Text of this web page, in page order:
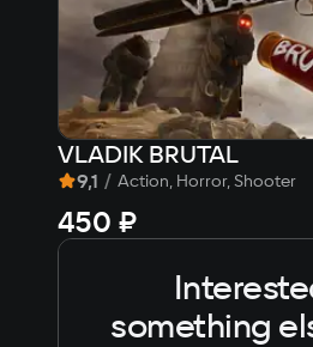
Recommended
Processor
Intel Core i7-10700F
Memory
16 ГБ
Video card
NVIDIA GeForce RTX 3070
VLADIK BRUTAL
9,1 / Action, Horror, Shooter
450 ₽
something